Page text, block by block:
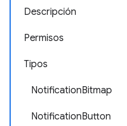
Descripción
Permisos
Tipos
NotificationBitmap
NotificationButton